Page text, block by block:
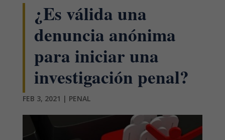
¿Es válida una
denuncia anónima
para iniciar una
investigación penal?
FEB 3, 2021 | PENAL